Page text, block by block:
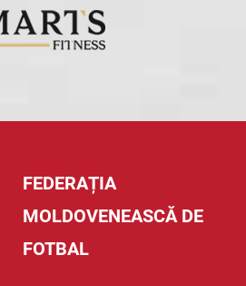
FEDERAȚIA
MOLDOVENEASCĂ DE
FOTBAL